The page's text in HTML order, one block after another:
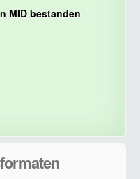
MID bestanden